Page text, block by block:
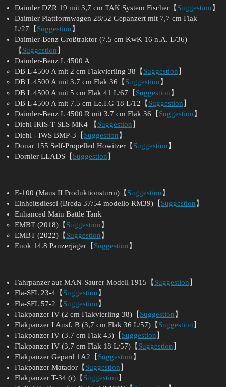
Daimler DZR 19 mit 3,7 cm TAK System Fischer【 Suggestion 】
Daimler Plattformwagen 28/52 Gepanzert mit 7,7 cm Flak
L/27【 Suggestion 】
Daimler-Benz Großtraktor (7.5 cm KwK 16 n.A. L/36)
【 Suggestion 】
Daimler-Benz L 4500 A
DB L 4500 A mit 2 cm Flakvierling 38【 Suggestion 】
DB L 4500 A mit 3.7 cm Flak 36【 Suggestion 】
DB L 4500 A mit 5 cm Flak 41 L/67【 Suggestion 】
DB L 4500 A mit 7.5 cm Le.I.G 18 L/12【 Suggestion 】
Daimler-Benz L 4500 R mit 3.7 cm Flak 36【 Suggestion 】
Diehl IRIS-T SLS MK4 【 Suggestion 】
Diehl - IWS BMP-3【 Suggestion 】
Donar 155 Self-Propelled Howitzer【 Suggestion 】
Dornier LLADS【 Suggestion 】
E-100 (Maus II Produktionsturm)【 Suggestion 】
Einheitsdiesel (Breda 37/54 modello RM39)【 Suggestion 】
Enhanced Main Battle Tank
EMBT (2018)【 Suggestion 】
EMBT (2022)【 Suggestion 】
Enok 14.8 Panzerjäger【 Suggestion 】
Fahrpanzer auf MAN-Saurer Modell 1915【 Suggestion 】
Fla-SFL 23-4【 Suggestion 】
Fla-SFL 57-2【 Suggestion 】
Flakpanzer IV (2 cm Flakvierling 38)【 Suggestion 】
Flakpanzer I Ausf. B (3,7 cm Flak 36 L/57)【 Suggestion 】
Flakpanzer IV (3.7 cm Flak 43)【 Suggestion 】
Flakpanzer IV (3,7 cm Flak 18 L/57)【 Suggestion 】
Flakpanzer Gepard 1A2【 Suggestion 】
Flakpanzer Matador【 Suggestion 】
Flakpanzer T-34 (r)【 Suggestion 】